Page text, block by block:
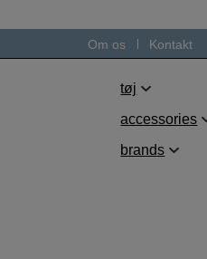
Om os Kontakt
tøj
accessories
brands